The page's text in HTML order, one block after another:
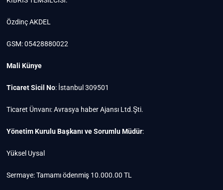
Özdinç AKDEL
GSM: 05428880022
Mali Künye
Ticaret Sicil No: İstanbul 309501
Ticaret Ünvanı: Avrasya haber Ajansı Ltd.Şti.
Yönetim Kurulu Başkanı ve Sorumlu Müdür:
Yüksel Uysal
Sermaye: Tamamı ödenmiş 10.000.00 TL